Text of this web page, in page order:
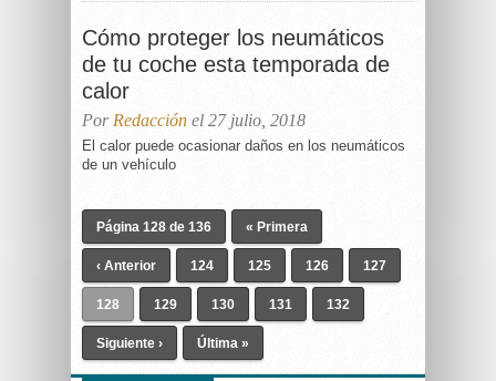
Cómo proteger los neumáticos
de tu coche esta temporada de
calor
Por Redacción el 27 julio, 2018
El calor puede ocasionar daños en los neumáticos
de un vehículo
Página 128 de 136 « Primera
‹ Anterior 124 125 126 127
128 129 130 131 132
Siguiente › Última »